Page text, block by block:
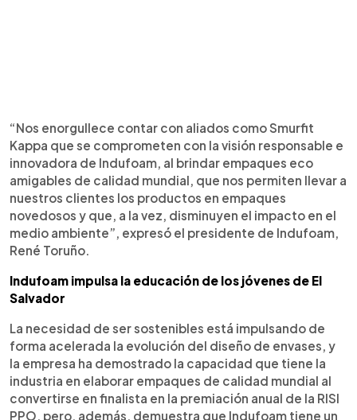
“Nos enorgullece contar con aliados como Smurfit
Kappa que se comprometen con la visión responsable e
innovadora de Indufoam, al brindar empaques eco
amigables de calidad mundial, que nos permiten llevar a
nuestros clientes los productos en empaques
novedosos y que, a la vez, disminuyen el impacto en el
medio ambiente”, expresó el presidente de Indufoam,
René Toruño.
Indufoam impulsa la educación de los jóvenes de El
Salvador
La necesidad de ser sostenibles está impulsando de
forma acelerada la evolución del diseño de envases, y
la empresa ha demostrado la capacidad que tiene la
industria en elaborar empaques de calidad mundial al
convertirse en finalista en la premiación anual de la RISI
PPO, pero, además, demuestra que Indufoam tiene un